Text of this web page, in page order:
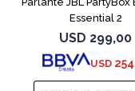
Essential 2
USD 299,00
USD